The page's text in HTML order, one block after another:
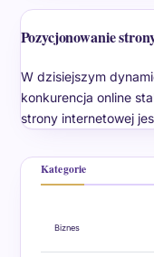
Pozycjonowanie
W dzisiejszym
konkurencja online
strony internetowej
Kategorie
Biznes